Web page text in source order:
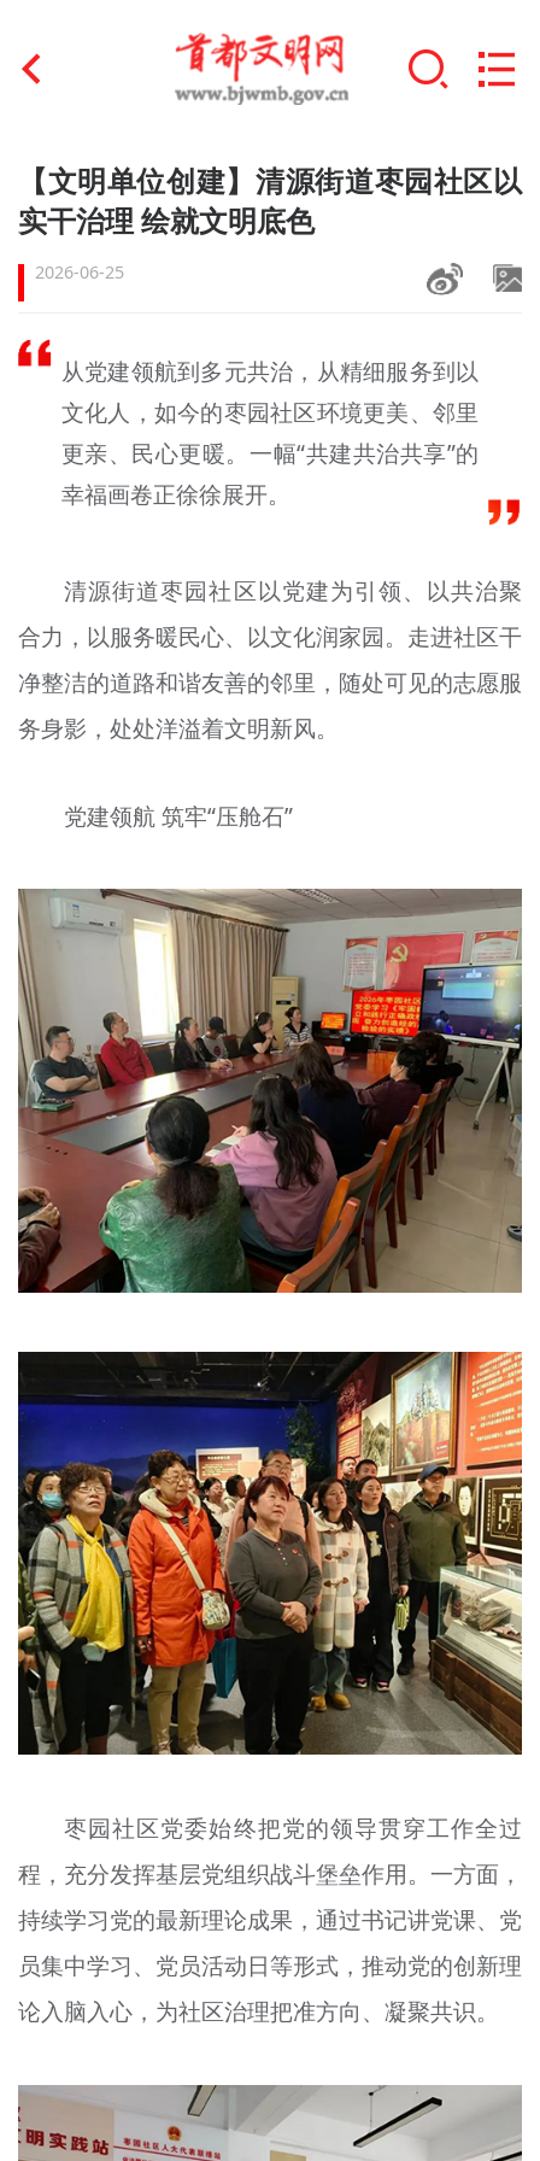
首页
文明创建
文明实践
文明培育
未成年人思想道德建设
榜样人物
身边好人
北京宣传文化引导基金
宣传思想文化人才
专题
资料库
【文明单位创建】清源街道枣园社区以
实干治理 绘就文明底色
2026-06-25
从党建领航到多元共治，从精细服务到以
文化人，如今的枣园社区环境更美、邻里
更亲、民心更暖。一幅“共建共治共享”的
幸福画卷正徐徐展开。
清源街道枣园社区以党建为引领、以共治聚
合力，以服务暖民心、以文化润家园。走进社区干
净整洁的道路和谐友善的邻里，随处可见的志愿服
务身影，处处洋溢着文明新风。
党建领航 筑牢“压舱石”
枣园社区党委始终把党的领导贯穿工作全过
程，充分发挥基层党组织战斗堡垒作用。一方面，
持续学习党的最新理论成果，通过书记讲党课、党
员集中学习、党员活动日等形式，推动党的创新理
论入脑入心，为社区治理把准方向、凝聚共识。